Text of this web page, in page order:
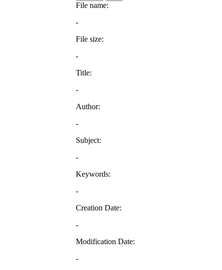
File name:
-
File size:
-
Title:
-
Author:
-
Subject:
-
Keywords:
-
Creation Date:
-
Modification Date:
-